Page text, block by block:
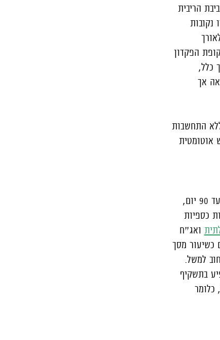
הריבית
נקובות
הפקדון
כלל,
אך
של 15% מהערך הנומינלי (ללא התחשבות
אוטומטית
המחויבת להשקיע את כספי המשקיעים בהשקעות לטווח זמן של עד 90 יום,
כספיות
ואג״ח
כשיעור מסך
למשל.
בתשקיף
25% מהרווח הריאלי, כלומר